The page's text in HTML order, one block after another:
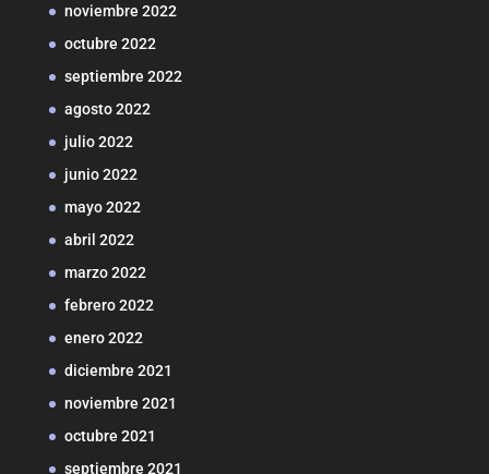
noviembre 2022
octubre 2022
septiembre 2022
agosto 2022
julio 2022
junio 2022
mayo 2022
abril 2022
marzo 2022
febrero 2022
enero 2022
diciembre 2021
noviembre 2021
octubre 2021
septiembre 2021